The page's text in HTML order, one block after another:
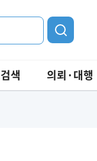
색 의뢰·대행